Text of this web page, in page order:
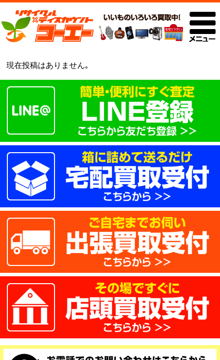
現在投稿はありません｡